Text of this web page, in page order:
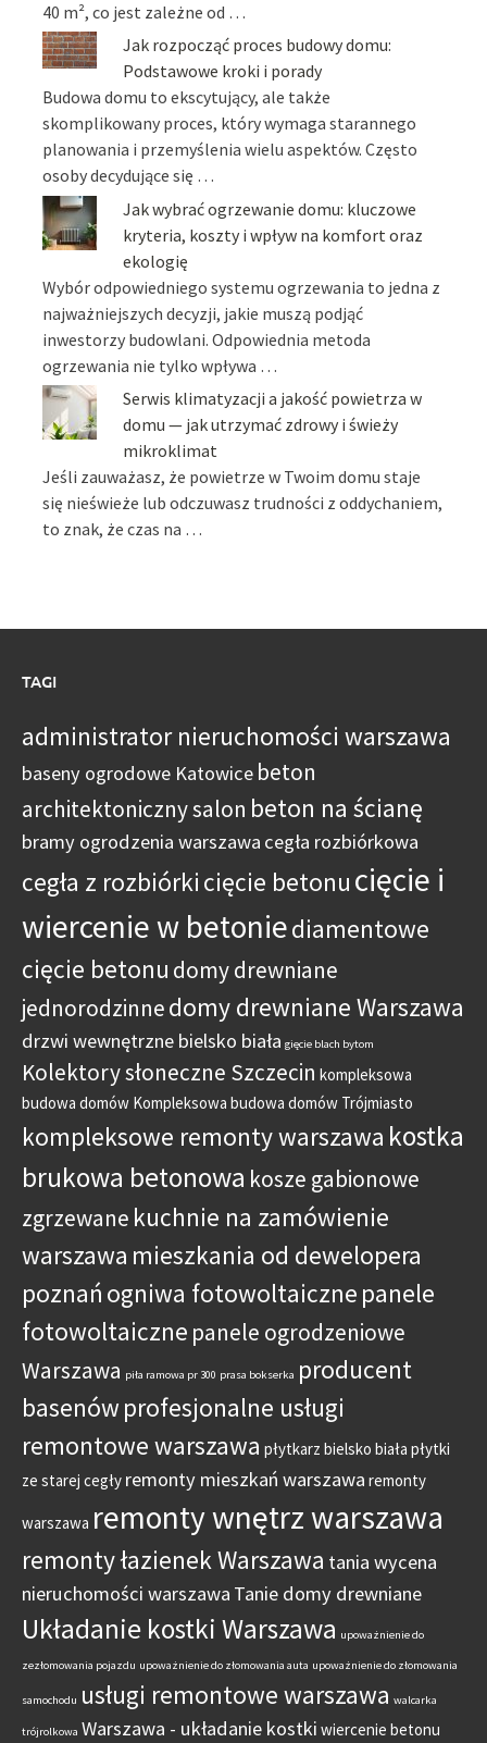
40 m², co jest zależne od …
Jak rozpocząć proces budowy domu:
Podstawowe kroki i porady
Budowa domu to ekscytujący, ale także
skomplikowany proces, który wymaga starannego
planowania i przemyślenia wielu aspektów. Często
osoby decydujące się …
Jak wybrać ogrzewanie domu: kluczowe
kryteria, koszty i wpływ na komfort oraz
ekologię
Wybór odpowiedniego systemu ogrzewania to jedna z
najważniejszych decyzji, jakie muszą podjąć
inwestorzy budowlani. Odpowiednia metoda
ogrzewania nie tylko wpływa …
Serwis klimatyzacji a jakość powietrza w
domu — jak utrzymać zdrowy i świeży
mikroklimat
Jeśli zauważasz, że powietrze w Twoim domu staje
się nieświeże lub odczuwasz trudności z oddychaniem,
to znak, że czas na …
TAGI
administrator nieruchomości warszawa
baseny ogrodowe Katowice beton
architektoniczny salon beton na ścianę
bramy ogrodzenia warszawa cegła rozbiórkowa
cegła z rozbiórki cięcie betonu cięcie i
wiercenie w betoniediamentowe
cięcie betonu domy drewniane
jednorodzinnedomy drewniane Warszawa
drzwi wewnętrzne bielsko biała gięcie blach bytom
Kolektory słoneczne Szczecin kompleksowa
budowa domów Kompleksowa budowa domów Trójmiasto
kompleksowe remonty warszawa kostka
brukowa betonowa kosze gabionowe
zgrzewane kuchnie na zamówienie
warszawa mieszkania od dewelopera
poznań ogniwa fotowoltaiczne panele
fotowoltaiczne panele ogrodzeniowe
Warszawa piła ramowa pr 300 prasa bokserka producent
basenów profesjonalne usługi
remontowe warszawa płytkarz bielsko biała płytki
ze starej cegły remonty mieszkań warszawa remonty
warszawa remonty wnętrz warszawa
remonty łazienek Warszawa tania wycena
nieruchomości warszawa Tanie domy drewniane
Układanie kostki Warszawa upoważnienie do
zezłomowania pojazdu upoważnienie do złomowania auta upoważnienie do złomowania
samochodu usługi remontowe warszawa walcarka
trójrolkowa Warszawa - układanie kostki wiercenie betonu